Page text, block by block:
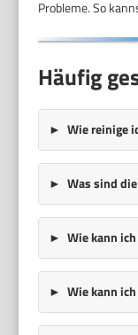
Probleme. So
Häufig
Wie reinige
Was sind
Wie kann
Wie kann